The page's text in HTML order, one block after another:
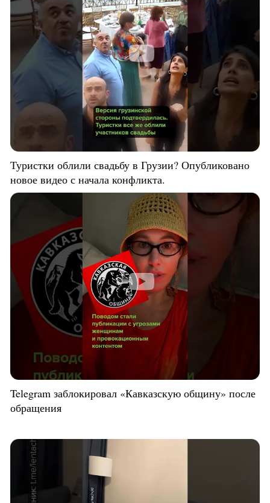
Туристки облили свадьбу в Грузии? Опубликовано
новое видео с начала конфликта.
Telegram заблокировал «Кавказскую общину» после
обращения